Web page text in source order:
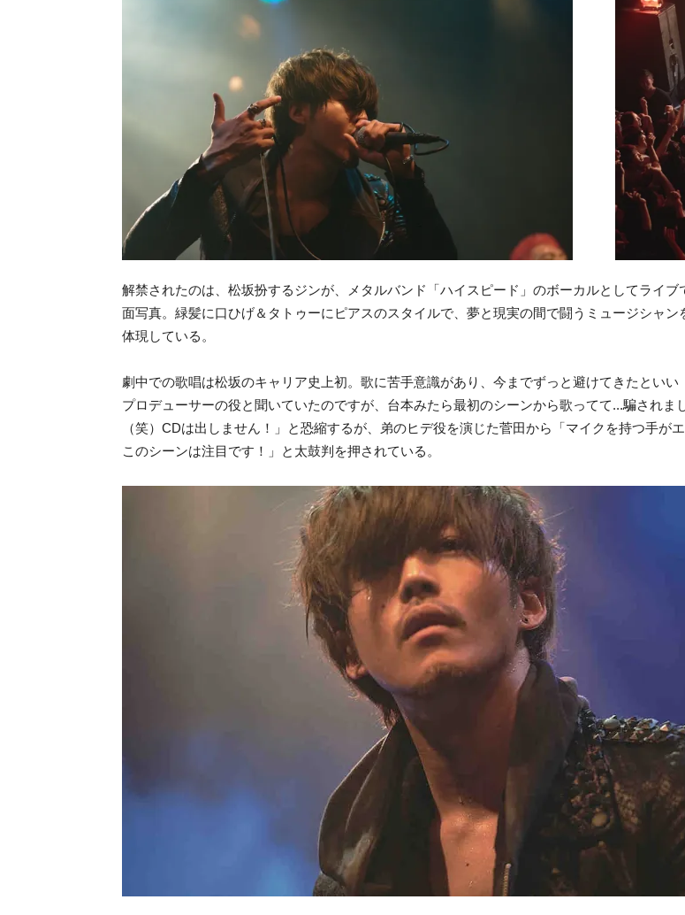
解禁されたのは、松坂扮するジンが、メタルバンド「ハイスピード」のボーカルとしてライブ
面写真。緑髪に口ひげ＆タトゥーにピアスのスタイルで、夢と現実の間で闘うミュージシャン
体現している。
劇中での歌唱は松坂のキャリア史上初。歌に苦手意識があり、今までずっと避けてきたといい
プロデューサーの役と聞いていたのですが、台本みたら最初のシーンから歌ってて...騙されま
（笑）CDは出しません！」と恐縮するが、弟のヒデ役を演じた菅田から「マイクを持つ手がエ
このシーンは注目です！」と太鼓判を押されている。